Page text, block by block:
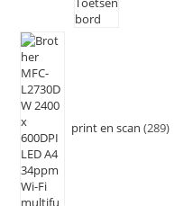
print en scan 289